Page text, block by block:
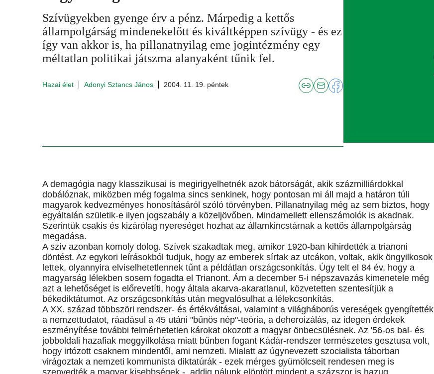
Szívügyekben gyenge érv a pénz. Márpedig a kettős
állampolgárság mindenekelőtt és kiváltképpen szívügy - és ez
így van akkor is, ha pillanatnyilag eme jogintézmény egy
méltatlan politikai játszma alanyaként tűnik fel.
Hazai élet Adonyi Sztancs János 2004. 11. 19. péntek
A demagógia nagy klasszikusai is megirigyelhetnék azok bátorságát, akik százmilliárdokkal
dobálóznak, miközben még fogalma sincs senkinek, hogy pontosan mi áll majd a határon túli
magyarok kedvezményes honosításáról szóló törvényben. Pillanatnyilag még az sem biztos, hogy
egyáltalán születik-e ilyen jogszabály a közeljövőben. Mindamellett ellenszámolók is akadnak.
Szerintük csakis és kizárólag nyereséget hozhat az államkincstárnak a kettős állampolgárság
megadása.
A szív azonban komoly dolog. Szívek szakadtak meg, amikor 1920-ban kihirdették a trianoni
döntést. Az egykori leírásokból tudjuk, hogy az emberek sírtak az utcákon, voltak, akik öngyilkosok
lettek, olyannyira elviselhetetlennek tűnt a példátlan országcsonkítás. Úgy telt el 84 év, hogy a
magyarság lélekben sosem fogadta el Trianont. Ám a december 5-i népszavazás kimenetele még
azt a lehetőséget is előrevetíti, hogy általa akarva-akaratlanul, közvetetten szentesítjük a
békediktátumot. Az országcsonkítás után megvalósulhat a lélekcsonkítás.
A XX. század többszöri rendszer- és értékváltásai, valamint a világháborús vereségek gyengítették
a nemzettudatot, ráadásul a 45 utáni "bűnös nép"-teória, a deheroizálás, az idegen érdekek
eszményítése további felmérhetetlen károkat okozott a magyar önbecsülésnek. Az '56-os bal- és
jobboldali hazafiak meggyilkolása miatt bűnben fogant Kádár-rendszer természetes gesztusa volt,
hogy irtózott csaknem mindentől, ami nemzeti. Mialatt az úgynevezett szocialista táborban
virágoztak a nemzeti kommunista diktatúrák - ezek mérges gyümölcseit rendesen meg is